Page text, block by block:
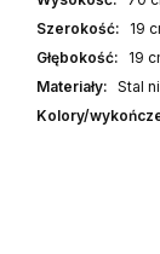
Szerokość:
19
Głębokość:
19
Materiały: Stal
Kolory/